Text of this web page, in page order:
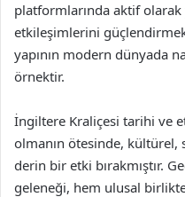
platformlarında aktif
etkileşimlerini
yapının modern dünyada
örnektir.
İngiltere Kraliçesi tarihi ve
olmanın ötesinde,
derin bir etki bırakmıştır.
geleneği, hem ulusal